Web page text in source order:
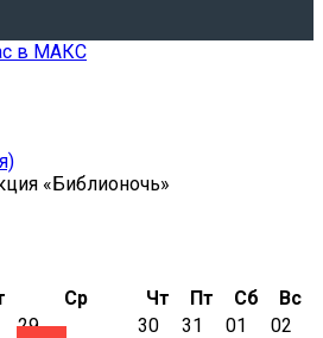
в МАКС
«Библионочь»
Ср Чт Пт Сб
Вс
29 30 31 01 02